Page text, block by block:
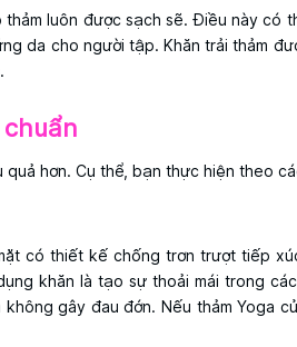
luôn được sạch sẽ. Điều này có
da cho người tập. Khăn trải thảm
hơn. Cụ thể, bạn thực hiện theo
có thiết kế chống trơn trượt tiếp
khăn là tạo sự thoải mái trong
gây đau đớn. Nếu thảm Yoga